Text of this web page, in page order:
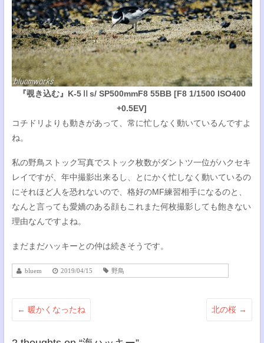
『覗き込む』K-5Ⅱs/ SP500mmF8 55BB [F8 1/1500 ISO400
+0.5EV]
コチドリよりも動きがあって、常に忙しなく動いているんですよ
ね。
私の野鳥ストック写真でストック枚数がダントツ一位がハクセキ
レイですが、年中撮影出来るし、とにかく忙しなく動いているの
にそれほど人を恐れないので、格好のMF練習相手になるのと、
なんと言っても愛嬌のある顔もこれまた何枚撮影しても飽きない
理由なんですよね。
まだまだハッキーとの仲は続きそうです。
bluem 2019/04/15 野鳥
← 暖かくなったね 北の桜 →